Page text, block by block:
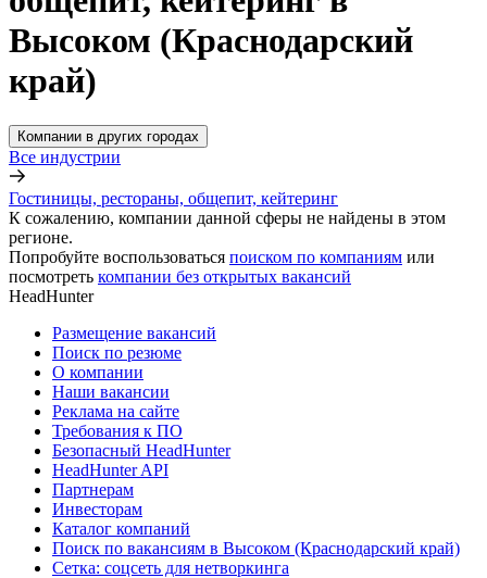
Высоком (Краснодарский
край)
Компании в других городах
Все индустрии
Гостиницы, рестораны, общепит, кейтеринг
К сожалению, компании данной сферы не найдены в этом
регионе.
Попробуйте воспользоваться поиском по компаниям или
посмотреть компании без открытых вакансий
HeadHunter
Размещение вакансий
Поиск по резюме
О компании
Наши вакансии
Реклама на сайте
Требования к ПО
Безопасный HeadHunter
HeadHunter API
Партнерам
Инвесторам
Каталог компаний
Поиск по вакансиям в Высоком (Краснодарский край)
Сетка: соцсеть для нетворкинга